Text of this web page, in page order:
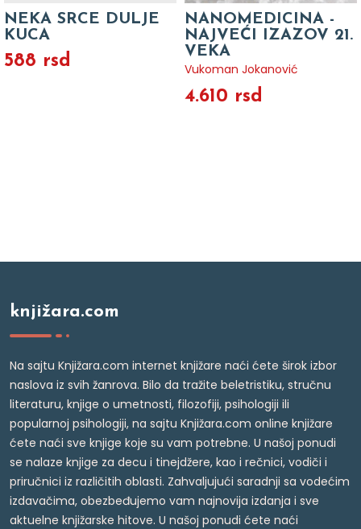
NEKA SRCE DULJE
KUCA
588 rsd
NANOMEDICINA -
NAJVEĆI IZAZOV 21.
VEKA
Vukoman Jokanović
4.610 rsd
knjižara.com
Na sajtu Knjižara.com internet knjižare naći ćete širok izbor
naslova iz svih žanrova. Bilo da tražite beletristiku, stručnu
literaturu, knjige o umetnosti, filozofiji, psihologiji ili
popularnoj psihologiji, na sajtu Knjižara.com online knjižare
ćete naći sve knjige koje su vam potrebne. U našoj ponudi
se nalaze knjige za decu i tinejdžere, kao i rečnici, vodiči i
priručnici iz različitih oblasti. Zahvaljujući saradnji sa vodećim
izdavačima, obezbeđujemo vam najnovija izdanja i sve
aktuelne knjižarske hitove. U našoj ponudi ćete naći